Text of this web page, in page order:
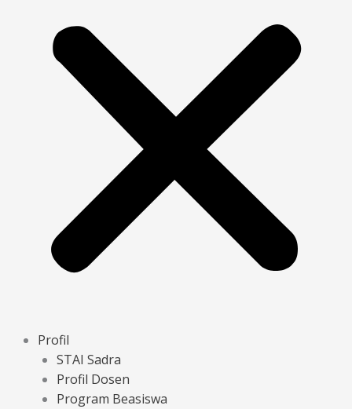
Profil
STAI Sadra
Profil Dosen
Program Beasiswa